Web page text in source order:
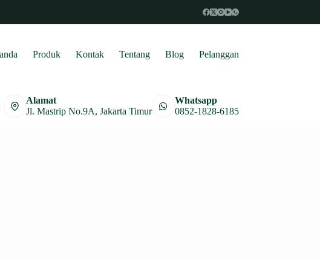
Produk Kontak Tentang Blog Pelanggan
Alamat
Jl. Mastrip No.9A, Jakarta Timur
Whatsapp
0852-1828-6185